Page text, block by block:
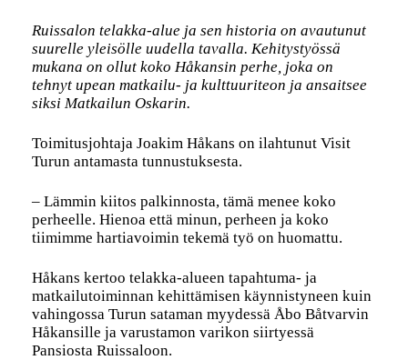
Ruissalon telakka-alue ja sen historia on avautunut
suurelle yleisölle uudella tavalla. Kehitystyössä
mukana on ollut koko Håkansin perhe, joka on
tehnyt upean matkailu- ja kulttuuriteon ja ansaitsee
siksi Matkailun Oskarin.
Toimitusjohtaja Joakim Håkans on ilahtunut Visit
Turun antamasta tunnustuksesta.
– Lämmin kiitos palkinnosta, tämä menee koko
perheelle. Hienoa että minun, perheen ja koko
tiimimme hartiavoimin tekemä työ on huomattu.
Håkans kertoo telakka-alueen tapahtuma- ja
matkailutoiminnan kehittämisen käynnistyneen kuin
vahingossa Turun sataman myydessä Åbo Båtvarvin
Håkansille ja varustamon varikon siirtyessä
Pansiosta Ruissaloon.